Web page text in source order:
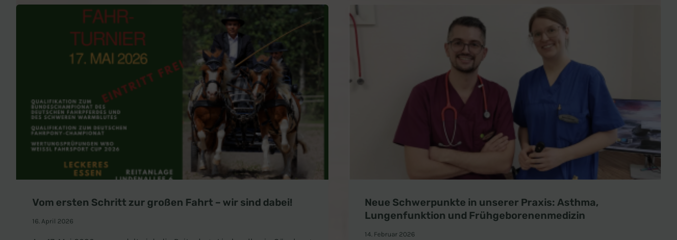
Vom ersten Schritt zur großen Fahrt – wir sind dabei!
16. April 2026
Neue Schwerpunkte in unserer Praxis: Asthma,
Lungenfunktion und Frühgeborenenmedizin
14. Februar 2026